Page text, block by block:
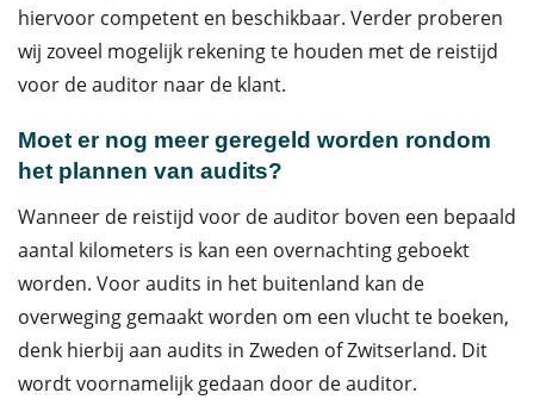
hiervoor competent en beschikbaar. Verder proberen
wij zoveel mogelijk rekening te houden met de reistijd
voor de auditor naar de klant.
Moet er nog meer geregeld worden rondom
het plannen van audits?
Wanneer de reistijd voor de auditor boven een bepaald
aantal kilometers is kan een overnachting geboekt
worden. Voor audits in het buitenland kan de
overweging gemaakt worden om een vlucht te boeken,
denk hierbij aan audits in Zweden of Zwitserland. Dit
wordt voornamelijk gedaan door de auditor.